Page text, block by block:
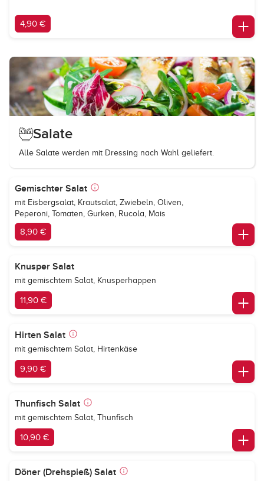
4,90 €
Salate
Alle Salate werden mit Dressing nach Wahl geliefert.
Gemischter Salat
mit Eisbergsalat, Krautsalat, Zwiebeln, Oliven,
Peperoni, Tomaten, Gurken, Rucola, Mais
8,90 €
Knusper Salat
mit gemischtem Salat, Knusperhappen
11,90 €
Hirten Salat
mit gemischtem Salat, Hirtenkäse
9,90 €
Thunfisch Salat
mit gemischtem Salat, Thunfisch
10,90 €
Döner (Drehspieß) Salat